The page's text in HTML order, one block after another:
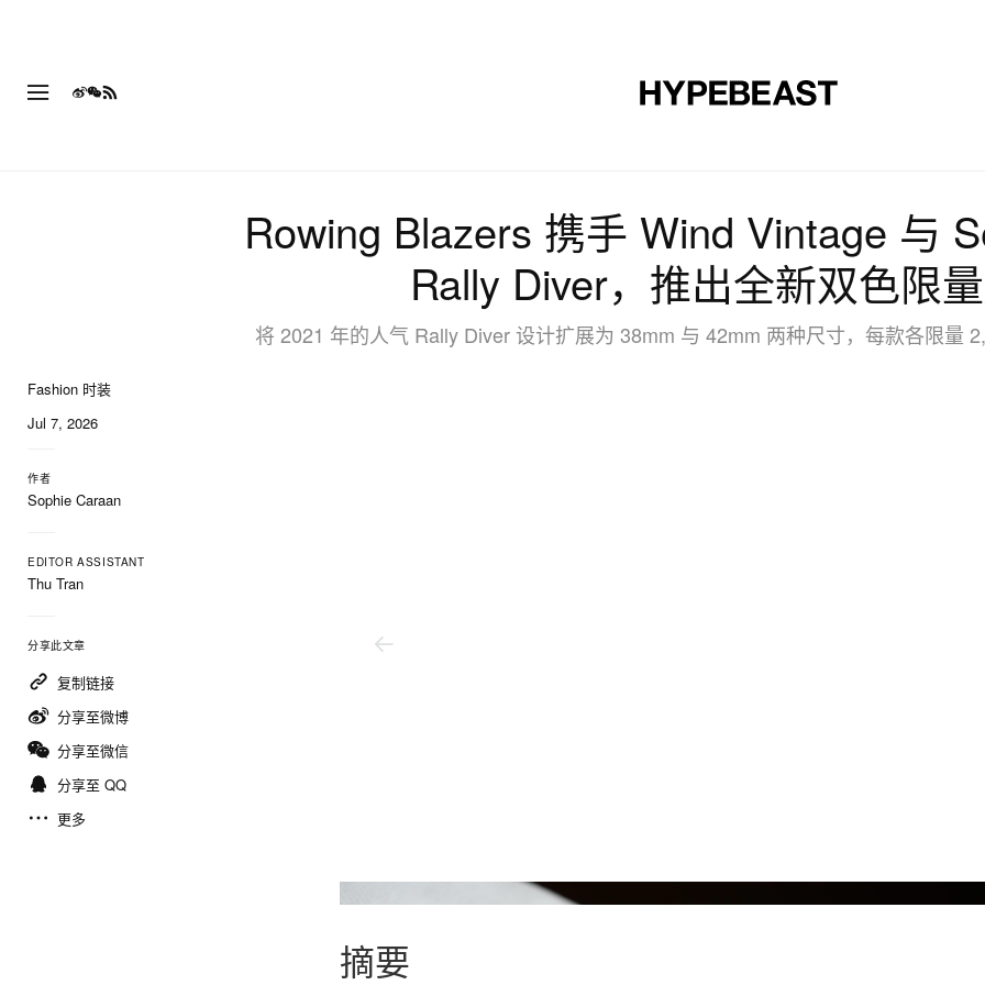
Rowing Blazers 携手 Wind Vintage 与
Rally Diver，推出全新双色限
将 2021 年的人气 Rally Diver 设计扩展为 38mm 与 42mm 两种尺寸，每款各限量
Fashion 时装
Jul 7, 2026
作者
Sophie Caraan
EDITOR ASSISTANT
Thu Tran
分享此文章
复制链接
分享至微博
分享至微信
分享至 QQ
更多
摘要